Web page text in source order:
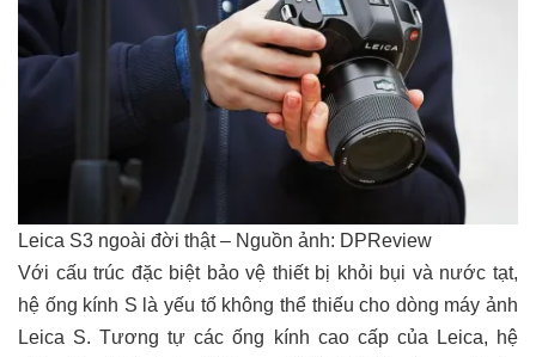
Leica S3 ngoài đời thật – Nguồn ảnh: DPReview
Với cấu trúc đặc biệt bảo vệ thiết bị khỏi bụi và nước tạt,
hệ ống kính S là yếu tố không thể thiếu cho dòng máy ảnh
Leica S. Tương tự các ống kính cao cấp của Leica, hệ